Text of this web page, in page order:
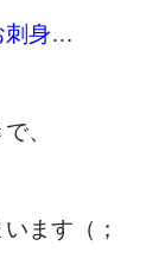
刺身…
、
ます（；